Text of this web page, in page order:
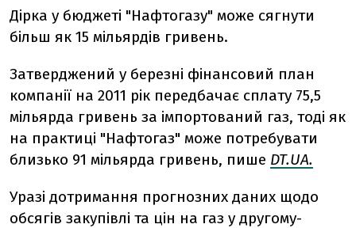
Дірка у бюджеті "Нафтогазу" може сягнути
більш як 15 мільярдів гривень.
Затверджений у березні фінансовий план
компанії на 2011 рік передбачає сплату 75,5
мільярда гривень за імпортований газ, тоді як
на практиці "Нафтогаз" може потребувати
близько 91 мільярда гривень, пише DT.UA.
Уразі дотримання прогнозних даних щодо
обсягів закупівлі та цін на газ у другому-